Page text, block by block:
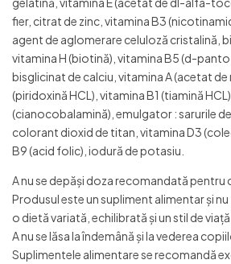
fier, citrat de zinc, vitamina B3
agent de aglomerare celuloză cristalină,
vitamina H (biotină), vitamina B5 (d-
bisglicinat de calciu, vitamina A (acetat de
(piridoxină HCL), vitamina B1 (tiamină
(cianocobalamină), emulgator : sarurile de
colorant dioxid de titan, vitamina D3
B9 (acid folic), iodură de potasiu.
A nu se depăși doza recomandată pentru
Produsul este un supliment alimentar și
o dietă variată, echilibrată și un stil de
A nu se lăsa la îndemână și la vederea
Suplimentele alimentare se recomandă